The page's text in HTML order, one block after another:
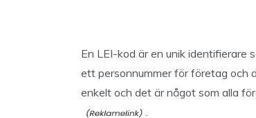
En LEI-kod är en unik identifierare
ett personnummer för företag och
enkelt och det är något som alla
.